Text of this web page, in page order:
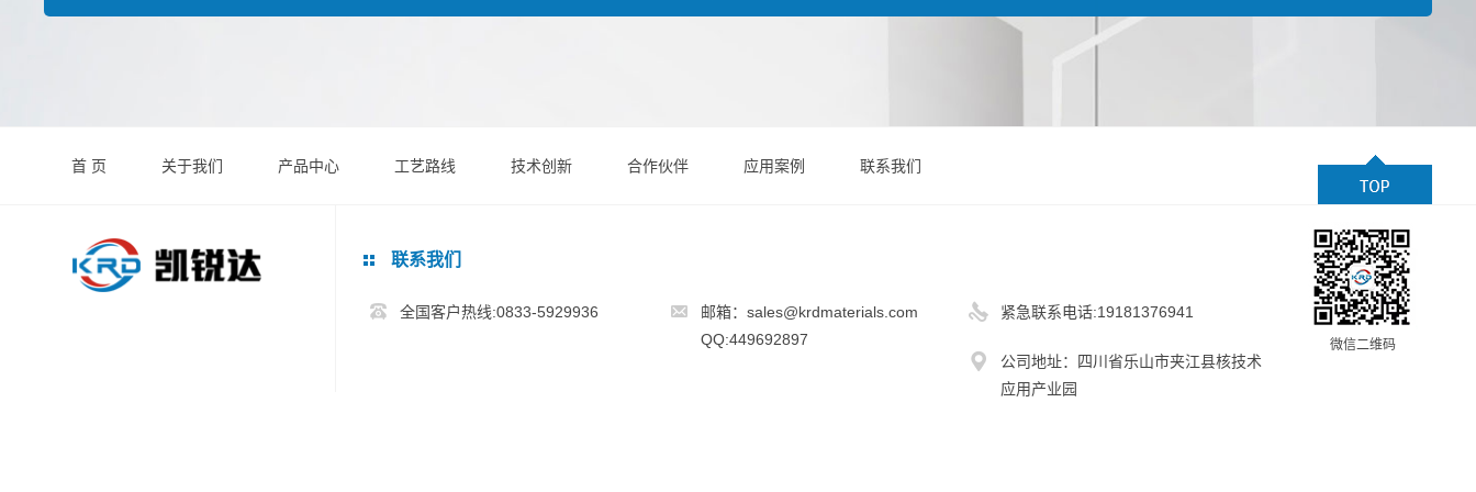
首 页 关于我们 产品中心 工艺路线 技术创新 合作伙伴 应用案例 联系我们
联系我们
全国客户热线:0833-5929936
邮箱：sales@krdmaterials.com
QQ:449692897
紧急联系电话:19181376941
公司地址：四川省乐山市夹江县核技术
应用产业园
微信二维码